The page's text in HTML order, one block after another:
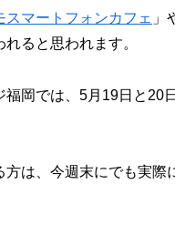
スマートフォンカフェ 」
ると思われます。
岡では、5月19日と20
は、今週末にでも実